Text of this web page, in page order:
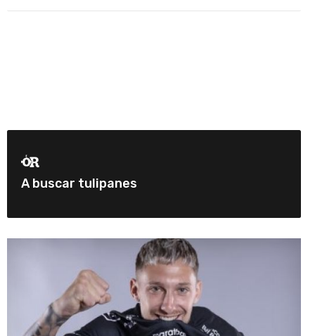
A buscar tulipanes